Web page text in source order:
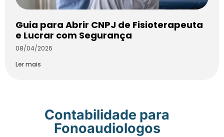
Guia para Abrir CNPJ de Fisioterapeuta
e Lucrar com Segurança
08/04/2026
Ler mais
Contabilidade para
Fonoaudiologos